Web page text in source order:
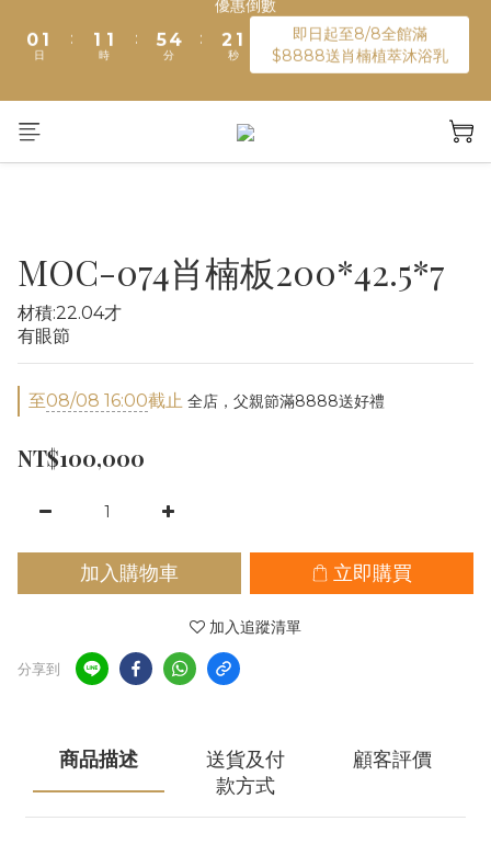
綁定LINE加入會員送購物金100元
0 1
0
日
1
0
1
0
時
5
4
2
4
3
1
分
3
2
1
2
1
0
秒
即日起至8/8全館滿
$8888送肖楠植萃沐浴乳
綁定LINE加入會員送購物金100元
MOC-074肖楠板200*42.5*7
材積:22.04才
有眼節
至08/08 16:00截止 全店，父親節滿8888送好禮
NT$100,000
加入購物車 立即購買
加入追蹤清單
分享到
商品描述
送貨及付
款方式
顧客評價